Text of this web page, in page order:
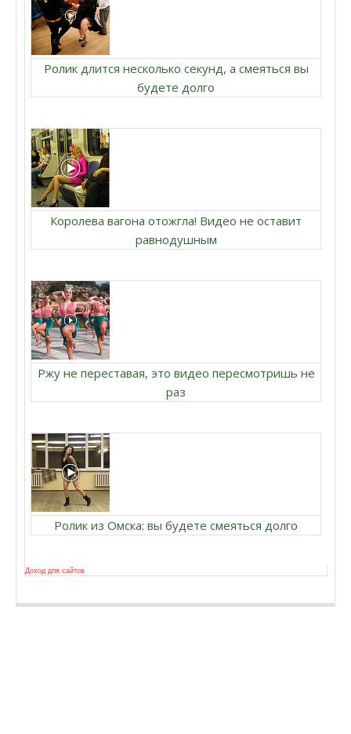
Ролик длится несколько секунд, а смеяться вы
будете долго
Королева вагона отожгла! Видео не оставит
равнодушным
Ржу не переставая, это видео пересмотришь не
раз
Ролик из Омска: вы будете смеяться долго
Доход для сайтов